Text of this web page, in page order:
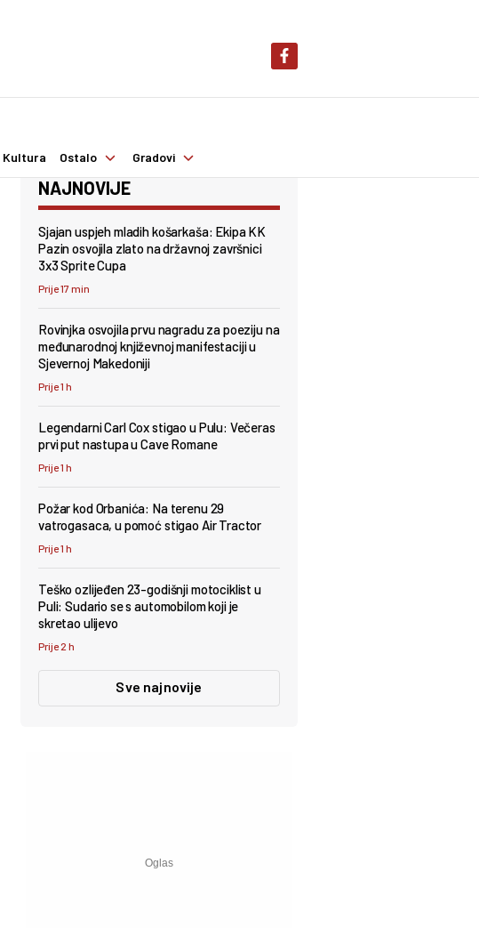
Kultura Ostalo Gradovi
NAJNOVIJE
Sjajan uspjeh mladih košarkaša: Ekipa KK
Pazin osvojila zlato na državnoj završnici
3x3 Sprite Cupa
Prije 17 min
Rovinjka osvojila prvu nagradu za poeziju na
međunarodnoj književnoj manifestaciji u
Sjevernoj Makedoniji
Prije 1 h
Legendarni Carl Cox stigao u Pulu: Večeras
prvi put nastupa u Cave Romane
Prije 1 h
Požar kod Orbanića: Na terenu 29
vatrogasaca, u pomoć stigao Air Tractor
Prije 1 h
Teško ozlijeđen 23-godišnji motociklist u
Puli: Sudario se s automobilom koji je
skretao ulijevo
Prije 2 h
Sve najnovije